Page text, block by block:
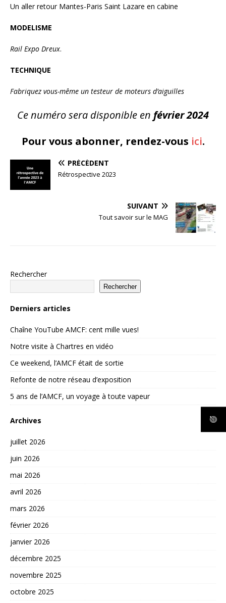
Un aller retour Mantes-Paris Saint Lazare en cabine
MODELISME
Rail Expo Dreux.
TECHNIQUE
Fabriquez vous-même un testeur de moteurs d’aiguilles
Ce numéro sera disponible en février 2024
Pour vous abonner, rendez-vous ici.
PRÉCÉDENT
Rétrospective 2023
SUIVANT
Tout savoir sur le MAG
Rechercher
Rechercher
Derniers articles
Chaîne YouTube AMCF: cent mille vues!
Notre visite à Chartres en vidéo
Ce weekend, l’AMCF était de sortie
Refonte de notre réseau d’exposition
5 ans de l’AMCF, un voyage à toute vapeur
Archives
juillet 2026
juin 2026
mai 2026
avril 2026
mars 2026
février 2026
janvier 2026
décembre 2025
novembre 2025
octobre 2025